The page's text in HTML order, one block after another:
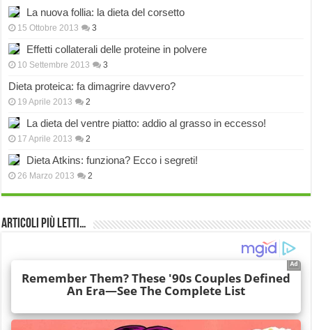
La nuova follia: la dieta del corsetto
15 Ottobre 2013 3
Effetti collaterali delle proteine in polvere
10 Settembre 2013 3
Dieta proteica: fa dimagrire davvero?
19 Aprile 2013 2
La dieta del ventre piatto: addio al grasso in eccesso!
17 Aprile 2013 2
Dieta Atkins: funziona? Ecco i segreti!
26 Marzo 2013 2
Articoli più Letti…